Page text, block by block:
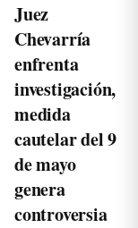
Juez
Chevarría
enfrenta
investigación,
medida
cautelar del 9
de mayo
genera
controversia